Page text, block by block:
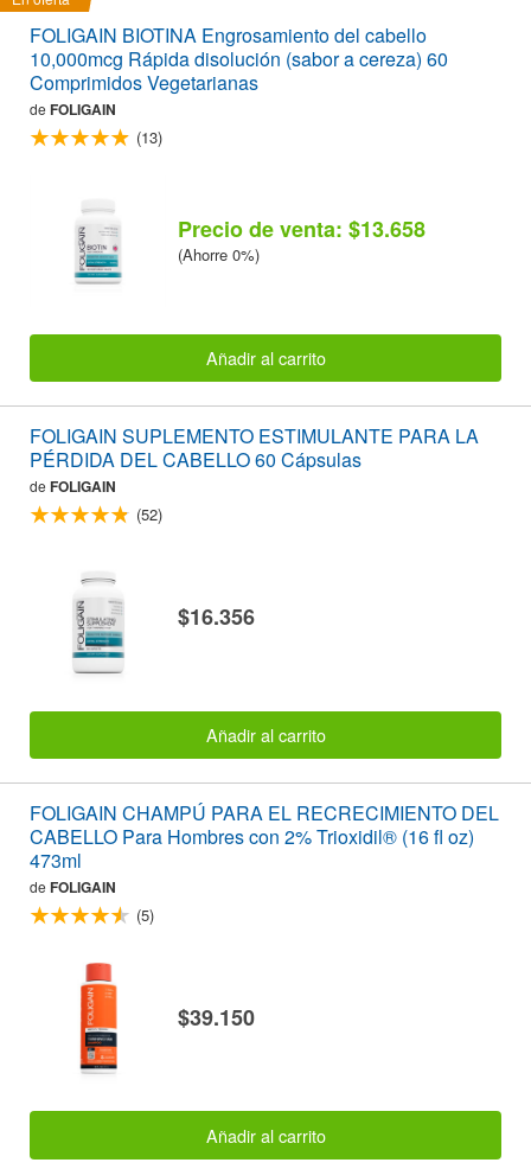
FOLIGAIN BIOTINA Engrosamiento del cabello
10,000mcg Rápida disolución (sabor a cereza) 60
Comprimidos Vegetarianas
de FOLIGAIN
(13)
Precio de venta: $13.658
(Ahorre 0%)
Añadir al carrito
FOLIGAIN SUPLEMENTO ESTIMULANTE PARA LA
PÉRDIDA DEL CABELLO 60 Cápsulas
de FOLIGAIN
(52)
$16.356
Añadir al carrito
FOLIGAIN CHAMPÚ PARA EL RECRECIMIENTO DEL
CABELLO Para Hombres con 2% Trioxidil® (16 fl oz)
473ml
de FOLIGAIN
(5)
$39.150
Añadir al carrito